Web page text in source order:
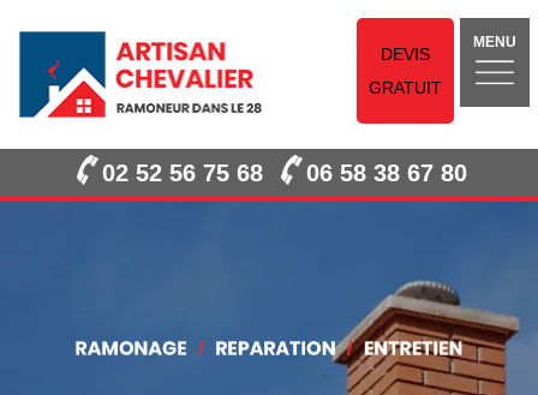
DEVIS
GRATUIT
MENU
02 52 56 75 68 06 58 38 67 80